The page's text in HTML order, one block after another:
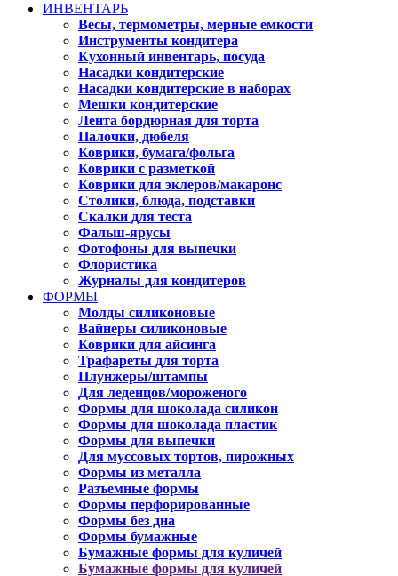
ИНВЕНТАРЬ
Весы, термометры, мерные емкости
Инструменты кондитера
Кухонный инвентарь, посуда
Насадки кондитерские
Насадки кондитерские в наборах
Мешки кондитерские
Лента бордюрная для торта
Палочки, дюбеля
Коврики, бумага/фольга
Коврики с разметкой
Коврики для эклеров/макаронс
Столики, блюда, подставки
Скалки для теста
Фальш-ярусы
Фотофоны для выпечки
Флористика
Журналы для кондитеров
ФОРМЫ
Молды силиконовые
Вайнеры силиконовые
Коврики для айсинга
Трафареты для торта
Плунжеры/штампы
Для леденцов/мороженого
Формы для шоколада силикон
Формы для шоколада пластик
Формы для выпечки
Для муссовых тортов, пирожных
Формы из металла
Разъемные формы
Формы перфорированные
Формы без дна
Формы бумажные
Бумажные формы для куличей
Бумажные формы для куличей